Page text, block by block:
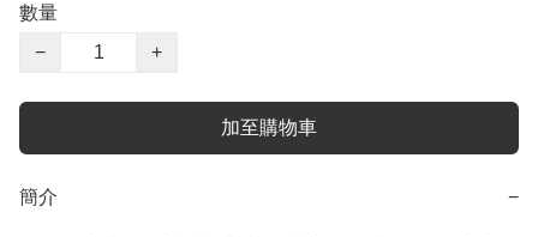
數量
−
+
加至購物車
簡介 −